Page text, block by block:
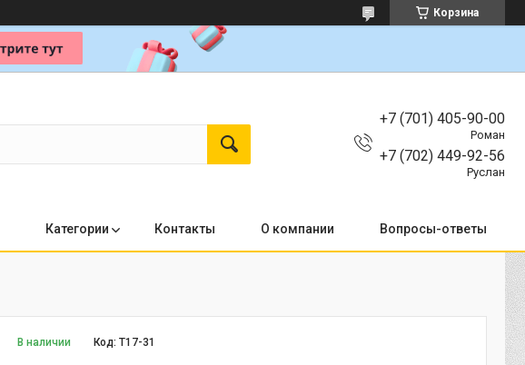
Корзина
+7 (701) 405-90-00
Роман
+7 (702) 449-92-56
Руслан
Категории Контакты О компании Вопросы-ответы
В наличии Код:T17-31